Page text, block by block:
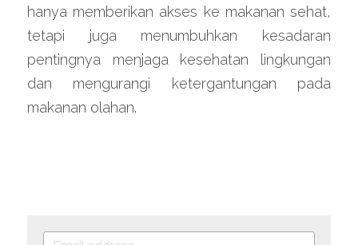
hanya memberikan akses ke makanan sehat,
tetapi juga menumbuhkan kesadaran
pentingnya menjaga kesehatan lingkungan
dan mengurangi ketergantungan pada
makanan olahan.